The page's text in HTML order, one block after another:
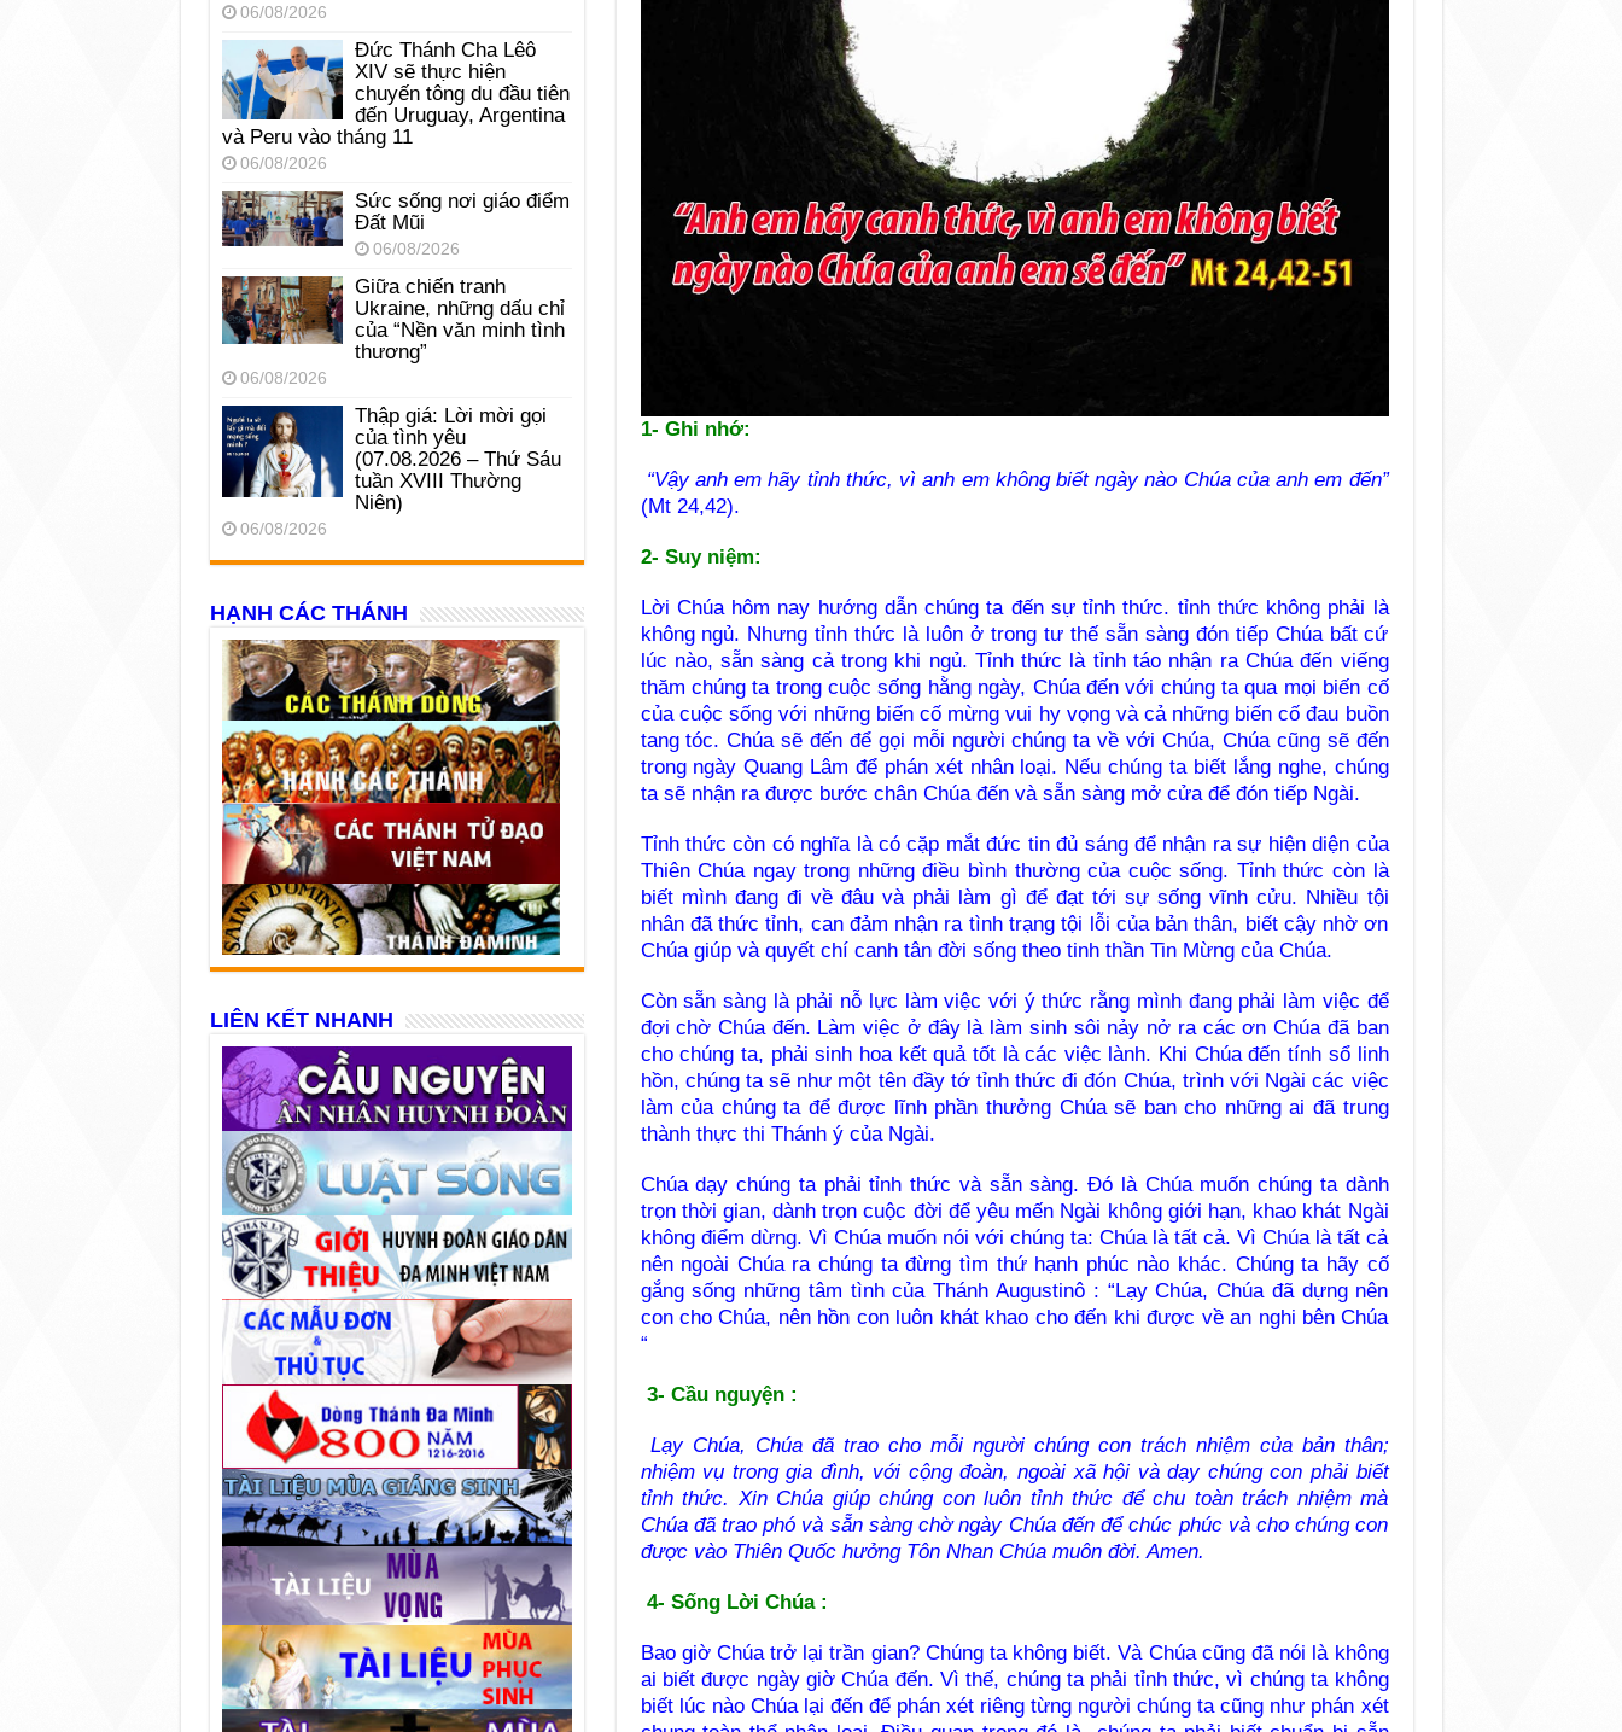
1- Ghi nhớ:
“Vậy anh em hãy tỉnh thức, vì anh em không biết ngày nào Chúa của anh em đến”
(Mt 24,42).
2- Suy niệm:
Lời Chúa hôm nay hướng dẫn chúng ta đến sự tỉnh thức. tỉnh thức không phải là
không ngủ. Nhưng tỉnh thức là luôn ở trong tư thế sẵn sàng đón tiếp Chúa bất cứ
lúc nào, sẵn sàng cả trong khi ngủ. Tỉnh thức là tỉnh táo nhận ra Chúa đến viếng
thăm chúng ta trong cuộc sống hằng ngày, Chúa đến với chúng ta qua mọi biến cố
của cuộc sống với những biến cố mừng vui hy vọng và cả những biến cố đau buồn
tang tóc. Chúa sẽ đến để gọi mỗi người chúng ta về với Chúa, Chúa cũng sẽ đến
trong ngày Quang Lâm để phán xét nhân loại. Nếu chúng ta biết lắng nghe, chúng
ta sẽ nhận ra được bước chân Chúa đến và sẵn sàng mở cửa để đón tiếp Ngài.
Tỉnh thức còn có nghĩa là có cặp mắt đức tin đủ sáng để nhận ra sự hiện diện của
Thiên Chúa ngay trong những điều bình thường của cuộc sống. Tỉnh thức còn là
biết mình đang đi về đâu và phải làm gì để đạt tới sự sống vĩnh cửu. Nhiều tội
nhân đã thức tỉnh, can đảm nhận ra tình trạng tội lỗi của bản thân, biết cậy nhờ ơn
Chúa giúp và quyết chí canh tân đời sống theo tinh thần Tin Mừng của Chúa.
Còn sẵn sàng là phải nỗ lực làm việc với ý thức rằng mình đang phải làm việc để
đợi chờ Chúa đến. Làm việc ở đây là làm sinh sôi nảy nở ra các ơn Chúa đã ban
cho chúng ta, phải sinh hoa kết quả tốt là các việc lành. Khi Chúa đến tính sổ linh
hồn, chúng ta sẽ như một tên đầy tớ tỉnh thức đi đón Chúa, trình với Ngài các việc
làm của chúng ta để được lĩnh phần thưởng Chúa sẽ ban cho những ai đã trung
thành thực thi Thánh ý của Ngài.
Chúa dạy chúng ta phải tỉnh thức và sẵn sàng. Đó là Chúa muốn chúng ta dành
trọn thời gian, dành trọn cuộc đời để yêu mến Ngài không giới hạn, khao khát Ngài
không điểm dừng. Vì Chúa muốn nói với chúng ta: Chúa là tất cả. Vì Chúa là tất cả
nên ngoài Chúa ra chúng ta đừng tìm thứ hạnh phúc nào khác. Chúng ta hãy cố
gắng sống những tâm tình của Thánh Augustinô : “Lạy Chúa, Chúa đã dựng nên
con cho Chúa, nên hồn con luôn khát khao cho đến khi được về an nghi bên Chúa
“
3- Cầu nguyện :
Lạy Chúa, Chúa đã trao cho mỗi người chúng con trách nhiệm của bản thân;
nhiệm vụ trong gia đình, với cộng đoàn, ngoài xã hội và dạy chúng con phải biết
tỉnh thức. Xin Chúa giúp chúng con luôn tỉnh thức để chu toàn trách nhiệm mà
Chúa đã trao phó và sẵn sàng chờ ngày Chúa đến để chúc phúc và cho chúng con
được vào Thiên Quốc hưởng Tôn Nhan Chúa muôn đời. Amen.
4- Sống Lời Chúa :
Bao giờ Chúa trở lại trần gian? Chúng ta không biết. Và Chúa cũng đã nói là không
ai biết được ngày giờ Chúa đến. Vì thế, chúng ta phải tỉnh thức, vì chúng ta không
biết lúc nào Chúa lại đến để phán xét riêng từng người chúng ta cũng như phán xét
06/08/2026
Đức Thánh Cha Lêô
XIV sẽ thực hiện
chuyến tông du đầu tiên
đến Uruguay, Argentina
và Peru vào tháng 11
06/08/2026
Sức sống nơi giáo điểm
Đất Mũi
06/08/2026
Giữa chiến tranh
Ukraine, những dấu chỉ
của “Nền văn minh tình
thương”
06/08/2026
Thập giá: Lời mời gọi
của tình yêu
(07.08.2026 – Thứ Sáu
tuần XVIII Thường
Niên)
06/08/2026
HẠNH CÁC THÁNH
LIÊN KẾT NHANH